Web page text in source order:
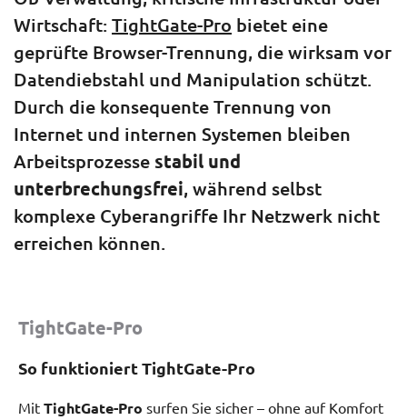
Wirtschaft: TightGate-Pro bietet eine
geprüfte Browser-Trennung, die wirksam vor
Datendiebstahl und Manipulation schützt.
Durch die konsequente Trennung von
Internet und internen Systemen bleiben
Arbeitsprozesse stabil und
unterbrechungsfrei, während selbst
komplexe Cyberangriffe Ihr Netzwerk nicht
erreichen können.
TightGate-Pro
So funktioniert TightGate-Pro
Mit TightGate-Pro surfen Sie sicher – ohne auf Komfort